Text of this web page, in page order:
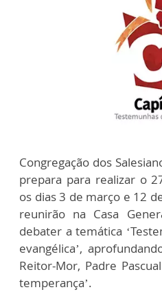
Congregação dos
prepara para realizar o
os dias 3 de março e 12
reunirão na Casa
debater a temática
evangélica’,
Reitor-Mor, Padre
temperança’.